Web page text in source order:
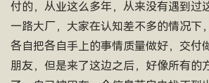
付的，从业这么多年，从来没有遇到过
一路大厂，大家在认知差不多的情况下
各自把各自手上的事情质量做好，交付
朋友，但是来了这边之后，好像所有的